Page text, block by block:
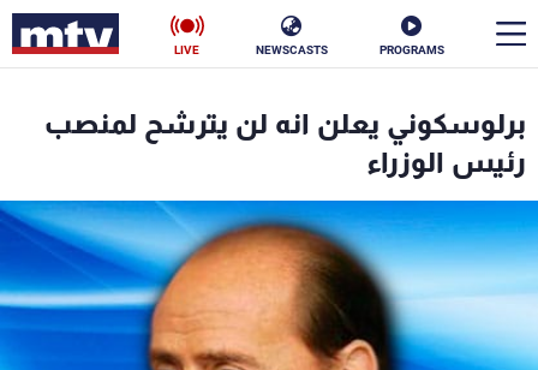
PROGRAMS
NEWSCASTS
LIVE
برلوسكوني يعلن انه لن يترشح لمنصب
رئيس الوزراء
الأخبار
سياسة ناس
إقتصاد فن
منوعات رياضة